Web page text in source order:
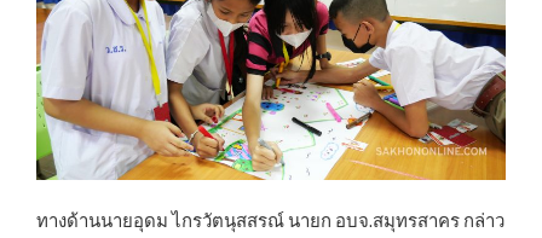
ทางด้านนายอุดม ไกรวัตนุสสรณ์ นายก อบจ.สมุทรสาคร กล่าว